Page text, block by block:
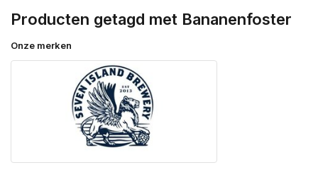
Producten getagd met Bananenfoster
Onze merken